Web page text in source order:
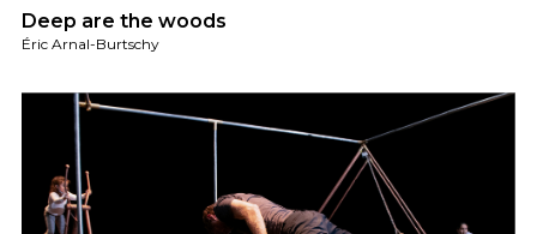
Deep are the woods
Éric Arnal-Burtschy